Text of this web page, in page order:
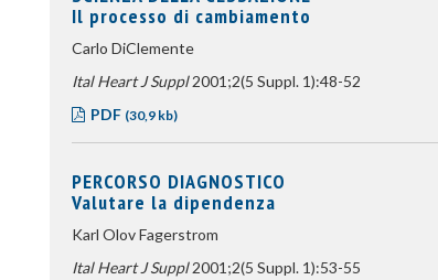
Il processo di cambiamento
Carlo DiClemente
Ital Heart J Suppl2001;2(5 Suppl. 1):48-52
PDF (30,9 kb)
PERCORSO DIAGNOSTICO
Valutare la dipendenza
Karl Olov Fagerstrom
Ital Heart J Suppl2001;2(5 Suppl. 1):53-55